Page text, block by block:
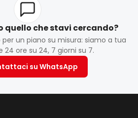
quello che stavi cercando?
per un piano su misura: siamo a tua
24 ore su 24, 7 giorni su 7.
su WhatsApp